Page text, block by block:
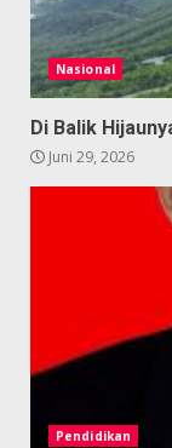
Nasional
Di Balik
Juni 29, 2026
Pendidikan